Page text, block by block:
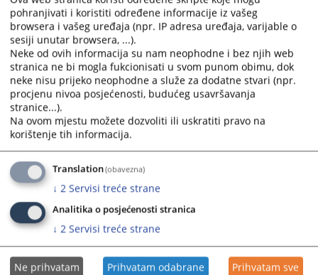
Prateći dokumenti
Izvještaj o radu Kantonalnog suda u Sarajevu za 2020.
godinu
474PREGLEDA
pohranjivati i koristiti određene informacije iz vašeg
browsera i vašeg uređaja (npr. IP adresa uređaja, varijable o
sesiji unutar browsera, ...).
Neke od ovih informacija su nam neophodne i bez njih web
stranica ne bi mogla fukcionisati u svom punom obimu, dok
neke nisu prijeko neophodne a služe za dodatne stvari (npr.
procjenu nivoa posjećenosti, budućeg usavršavanja
stranice...).
Na ovom mjestu možete dozvoliti ili uskratiti pravo na
korištenje tih informacija.
Translation(obavezna)
↓ 2 Servisi treće strane
Analitika o posjećenosti stranica
↓ 2 Servisi treće strane
Ne prihvatam Prihvatam odabrane Prihvatam sve